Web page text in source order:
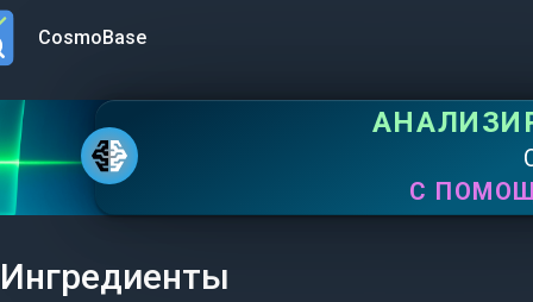
menuCosmoBase
С
Ингредиенты